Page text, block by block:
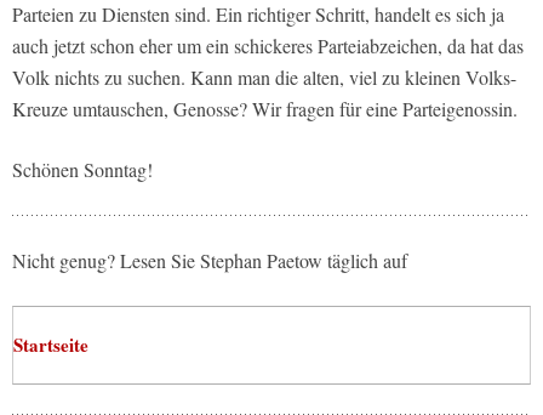
Parteien zu Diensten sind. Ein richtiger Schritt, handelt es sich ja
auch jetzt schon eher um ein schickeres Parteiabzeichen, da hat das
Volk nichts zu suchen. Kann man die alten, viel zu kleinen Volks-
Kreuze umtauschen, Genosse? Wir fragen für eine Parteigenossin.
Schönen Sonntag!
Nicht genug? Lesen Sie Stephan Paetow täglich auf
Startseite